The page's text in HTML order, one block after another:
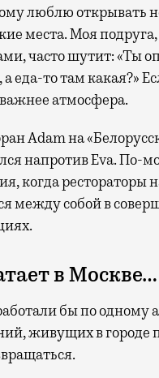
люблю открывать
места. Моя подруга,
часто шутит: «Ты
а еда-то там какая?»
атмосфера.
Adam на
напротив Eva. По-
когда рестораторы
между собой в
в Москве…
бы по одному
живущих в городе
.